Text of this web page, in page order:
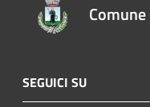
SEGUICI SU